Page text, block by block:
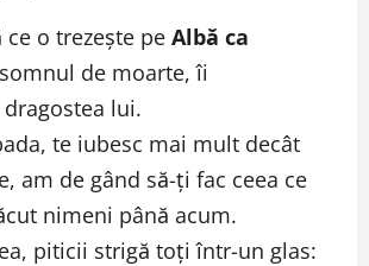
o trezeşte pe Albă ca
de moarte, îi
lui.
te iubesc mai mult decât
am de gând să-ţi fac ceea ce
nimeni până acum.
piticii strigă toţi într-un glas: